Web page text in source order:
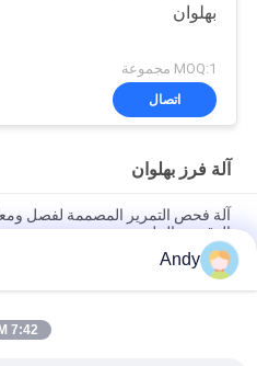
بهلوان
MOQ:1 مجموعة
اتصال
آلة فرز بهلوان
آلة فحص التمرير المصممة لفصل
الدقيقة والملصقة
آلة غربلة دوارة مصممة لسهولة
واللزجة الهشة في الصناعة
آلة فحص القمامة ذات القدرة
Andy
7:42 AM